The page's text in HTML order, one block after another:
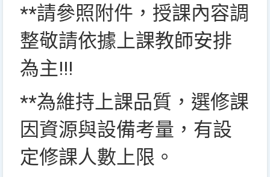
**請參照附件，授課內容調
整敬請依據上課教師安排
為主!!!
**為維持上課品質，選修課
因資源與設備考量，有設
定修課人數上限。